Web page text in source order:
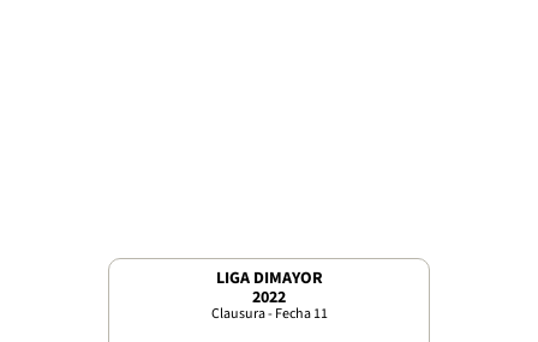
LIGA DIMAYOR
2022
Clausura - Fecha 11